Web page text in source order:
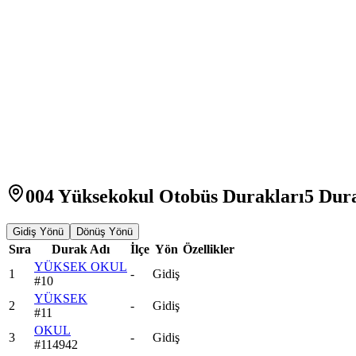
004 Yüksekokul Otobüs Durakları5
Gidiş Yönü Dönüş Yönü
Sıra Durak Adı İlçe Yön Özellikler
1
YÜKSEK OKUL
#10
- Gidiş
2
YÜKSEK
#11
- Gidiş
3
OKUL
#114942
-
Gidiş